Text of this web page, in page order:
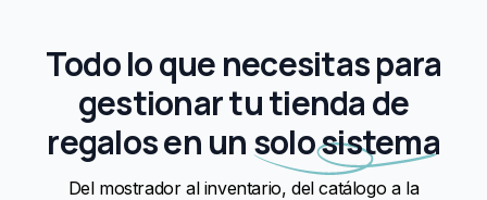
Todo lo que necesitas para
gestionar tu tienda de
regalos en unsolo sistema
Del mostrador al inventario, del catálogo a la